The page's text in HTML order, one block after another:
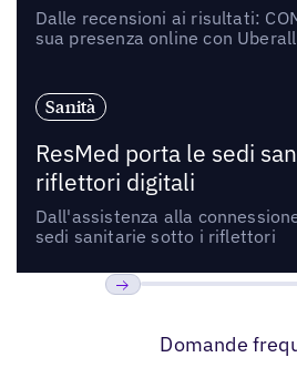
Dalle recensioni ai risultati:
sua presenza online con Uberall
Sanità
ResMed porta le sedi
riflettori digitali
Dall'assistenza alla
sedi sanitarie sotto i riflettori
Domande